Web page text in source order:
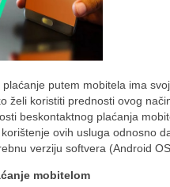
putem mobitela ima
želi koristiti prednosti ovog
beskontaktnog plaćanja
ovih usluga odnosno
verziju softvera (Android
mobitelom